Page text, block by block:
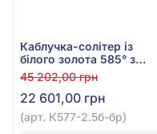
Каблучка-солітер із
білого золота 585° з
діамантом 0,065ct, арт.
К577-2.5б-бр
45 202,00 грн
22 601,00 грн
(арт. К577-2.5б-бр)